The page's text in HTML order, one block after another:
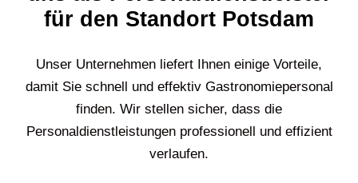
für den Standort Potsdam
Unser Unternehmen liefert Ihnen einige Vorteile,
damit Sie schnell und effektiv Gastronomiepersonal
finden. Wir stellen sicher, dass die
Personaldienstleistungen professionell und effizient
verlaufen.